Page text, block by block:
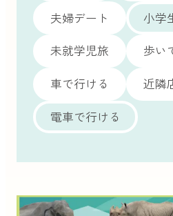
夫婦デート
小学
未就学児旅
歩い
車で行ける
近隣
電車で行ける